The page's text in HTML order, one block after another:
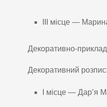
ІІІ місце —
Декоративно-
Декоративний розпис:
І місце — Дар’я